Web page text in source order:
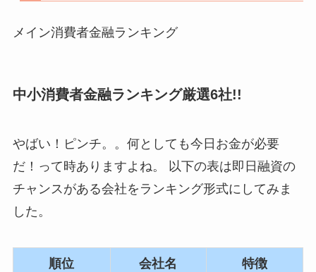
メイン消費者金融ランキング
中小消費者金融ランキング厳選6社!!
やばい！ピンチ。。何としても今日お金が必要
だ！って時ありますよね。 以下の表は即日融資の
チャンスがある会社をランキング形式にしてみま
した。
順位 会社名 特徴